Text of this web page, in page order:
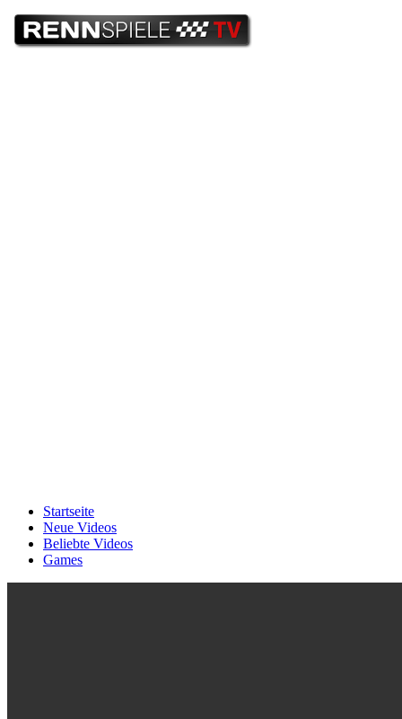
Startseite
Neue Videos
Beliebte Videos
Games